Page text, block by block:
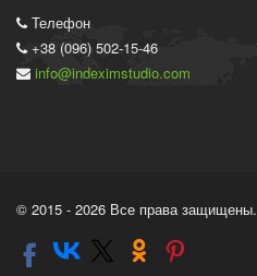
Телефон
+38 (096) 502-15-46
info@indeximstudio.com
© 2015 - 2026 Все права защищены.